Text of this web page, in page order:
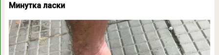
Минутка ласки